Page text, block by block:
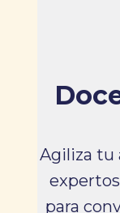
Agiliza tu
para